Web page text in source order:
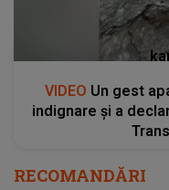
VIDEO Un gest
indignare și a
RECOMANDĂRI